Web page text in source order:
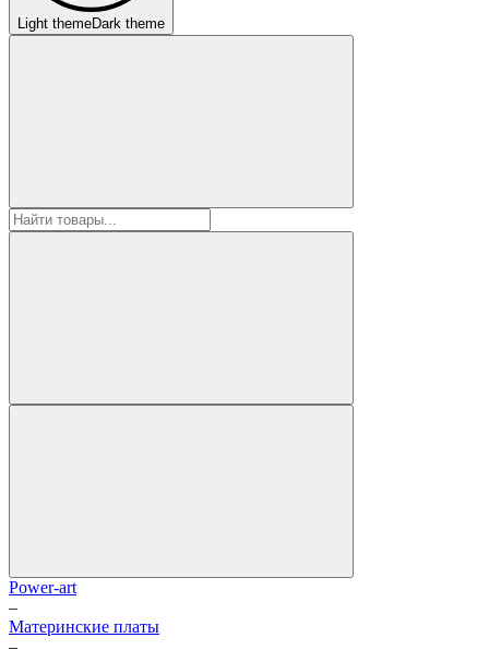
Light themeDark theme
Power-art
–
Материнские платы